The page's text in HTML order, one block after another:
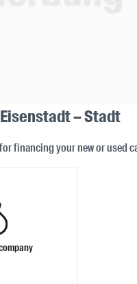
– Stadt
financing your new or used